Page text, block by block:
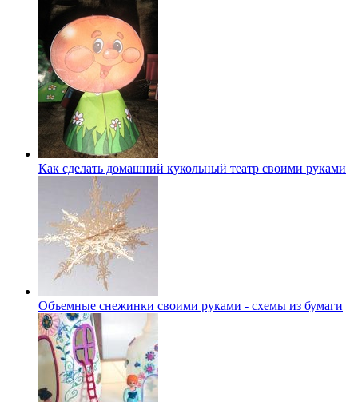
Как сделать домашний кукольный театр своими руками
Объемные снежинки своими руками - схемы из бумаги